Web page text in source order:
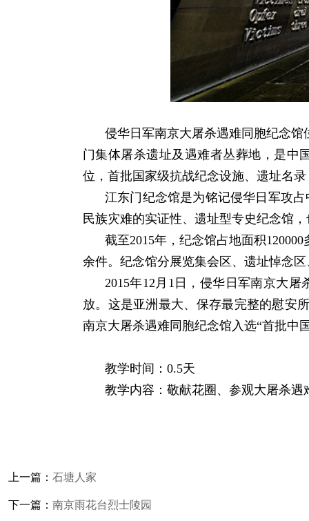
侵华日军南京大屠杀遇难同胞纪念
门集体屠杀遗址及遇难者丛葬地，是中
位，首批国家级抗战纪念设施、遗址名
江东门纪念馆是为铭记侵华日军攻
民族灾难的实证性、遗址型专史纪念馆
截至2015年，纪念馆占地面积
余件。纪念馆分展览集会区、遗址悼念
2015年12月1日，侵华日军南京大
放。这是亚洲最大、保存最完整的慰安
南京大屠杀遇难同胞纪念馆入选“首批中
教学时间：0.5天
教学内容：敬献花圈、参观大屠杀
上一篇： 石塘人家
下一篇： 南京雨花台烈士陵园